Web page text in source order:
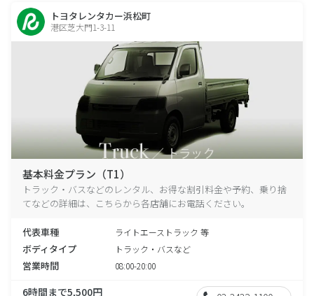
トヨタレンタカー浜松町
港区芝大門1-3-11
基本料金プラン（T1）
トラック・バスなどのレンタル、お得な割引料金や予約、乗り捨
てなどの詳細は、こちらから各店舗にお電話ください。
代表車種 ライトエーストラック 等
ボディタイプ トラック・バスなど
営業時間 08:00-20:00
6時間まで5,500円